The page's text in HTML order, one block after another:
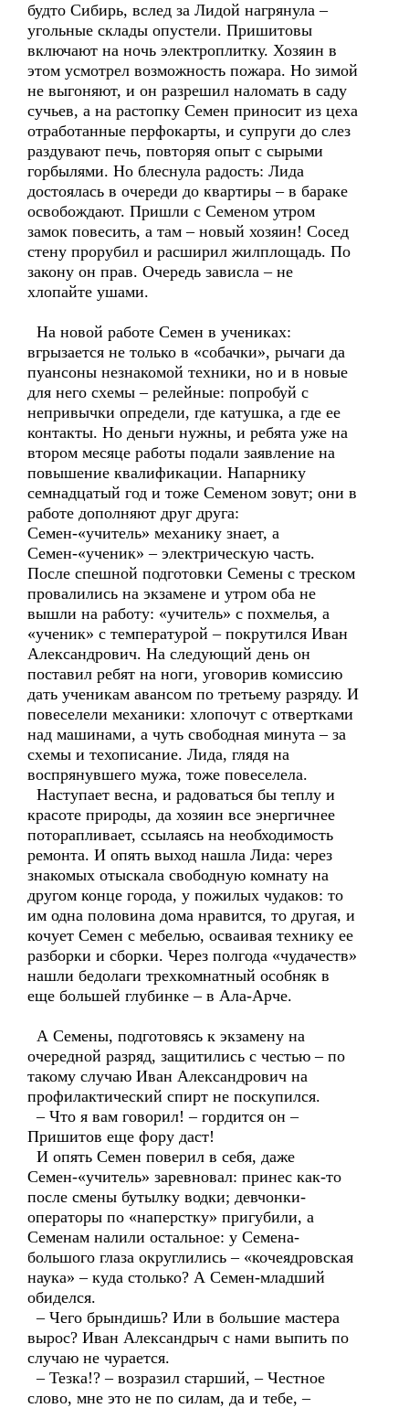
будто Сибирь, вслед за Лидой нагрянула –
угольные склады опустели. Пришитовы
включают на ночь электроплитку. Хозяин в
этом усмотрел возможность пожара. Но зимой
не выгоняют, и он разрешил наломать в саду
сучьев, а на растопку Семен приносит из цеха
отработанные перфокарты, и супруги до слез
раздувают печь, повторяя опыт с сырыми
горбылями. Но блеснула радость: Лида
достоялась в очереди до квартиры – в бараке
освобождают. Пришли с Семеном утром
замок повесить, а там – новый хозяин! Сосед
стену прорубил и расширил жилплощадь. По
закону он прав. Очередь зависла – не
хлопайте ушами.
На новой работе Семен в учениках:
вгрызается не только в «собачки», рычаги да
пуансоны незнакомой техники, но и в новые
для него схемы – релейные: попробуй с
непривычки определи, где катушка, а где ее
контакты. Но деньги нужны, и ребята уже на
втором месяце работы подали заявление на
повышение квалификации. Напарнику
семнадцатый год и тоже Семеном зовут; они в
работе дополняют друг друга:
Семен-«учитель» механику знает, а
Семен-«ученик» – электрическую часть.
После спешной подготовки Семены с треском
провалились на экзамене и утром оба не
вышли на работу: «учитель» с похмелья, а
«ученик» с температурой – покрутился Иван
Александрович. На следующий день он
поставил ребят на ноги, уговорив комиссию
дать ученикам авансом по третьему разряду. И
повеселели механики: хлопочут с отвертками
над машинами, а чуть свободная минута – за
схемы и техописание. Лида, глядя на
воспрянувшего мужа, тоже повеселела.
Наступает весна, и радоваться бы теплу и
красоте природы, да хозяин все энергичнее
поторапливает, ссылаясь на необходимость
ремонта. И опять выход нашла Лида: через
знакомых отыскала свободную комнату на
другом конце города, у пожилых чудаков: то
им одна половина дома нравится, то другая, и
кочует Семен с мебелью, осваивая технику ее
разборки и сборки. Через полгода «чудачеств»
нашли бедолаги трехкомнатный особняк в
еще большей глубинке – в Ала-Арче.
А Семены, подготовясь к экзамену на
очередной разряд, защитились с честью – по
такому случаю Иван Александрович на
профилактический спирт не поскупился.
– Что я вам говорил! – гордится он –
Пришитов еще фору даст!
И опять Семен поверил в себя, даже
Семен-«учитель» заревновал: принес как-то
после смены бутылку водки; девчонки-
операторы по «наперстку» пригубили, а
Семенам налили остальное: у Семена-
большого глаза округлились – «кочеядровская
наука» – куда столько? А Семен-младший
обиделся.
– Чего брындишь? Или в большие мастера
вырос? Иван Александрыч с нами выпить по
случаю не чурается.
– Тезка!? – возразил старший, – Честное
слово, мне это не по силам, да и тебе, –